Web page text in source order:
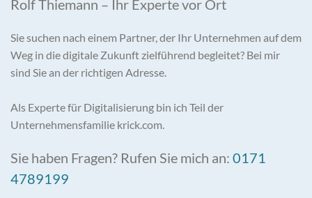
Rolf Thiemann – Ihr Experte vor Ort
Sie suchen nach einem Partner, der Ihr Unternehmen auf dem
Weg in die digitale Zukunft zielführend begleitet? Bei mir
sind Sie an der richtigen Adresse.
Als Experte für Digitalisierung bin ich Teil der
Unternehmensfamilie krick.com.
Sie haben Fragen? Rufen Sie mich an: 0171
4789199